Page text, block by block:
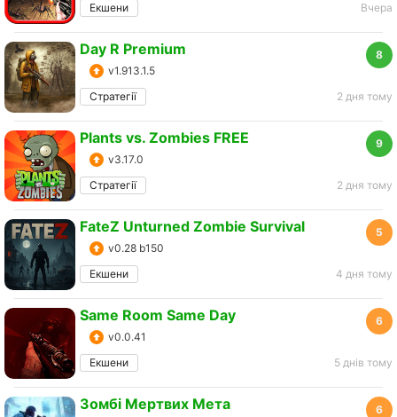
Екшени
Вчера
8
Day R Premium
v1.913.1.5
Стратегії
2 дня тому
9
Plants vs. Zombies FREE
v3.17.0
Стратегії
2 дня тому
5
FateZ Unturned Zombie Survival
v0.28 b150
Екшени
4 дня тому
6
Same Room Same Day
v0.0.41
Екшени
5 днів тому
6
Зомбі Mертвих Mета